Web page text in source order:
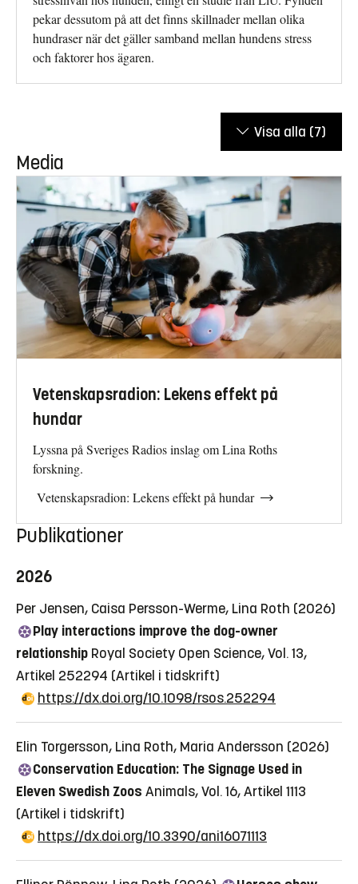
pekar dessutom på att det finns skillnader mellan olika
hundraser när det gäller samband mellan hundens stress
och faktorer hos ägaren.
Visa alla (7)
Media
Vetenskapsradion: Lekens effekt på
hundar
Lyssna på Sveriges Radios inslag om Lina Roths
forskning.
Vetenskapsradion: Lekens effekt på hundar
Publikationer
2026
Per Jensen, Caisa Persson-Werme, Lina Roth (2026)
Play interactions improve the dog-owner
relationship Royal Society Open Science, Vol. 13,
Artikel 252294 (Artikel i tidskrift)
https://dx.doi.org/10.1098/rsos.252294
Elin Torgersson, Lina Roth, Maria Andersson (2026)
Conservation Education: The Signage Used in
Eleven Swedish Zoos Animals, Vol. 16, Artikel 1113
(Artikel i tidskrift)
https://dx.doi.org/10.3390/ani16071113